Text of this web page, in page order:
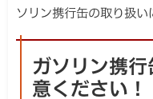
ソリン携行缶の取り扱い
ガソリン携
意ください！